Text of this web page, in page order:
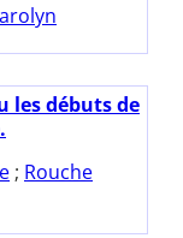
les débuts de
; Rouche